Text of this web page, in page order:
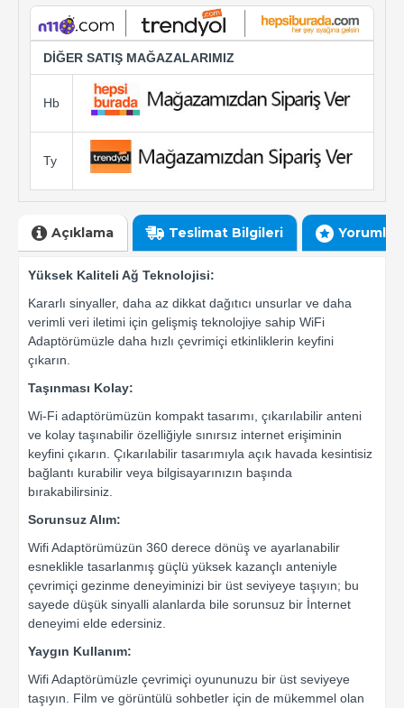
DİĞER SATIŞ MAĞAZALARIMIZ
Hb
Ty
Açıklama Teslimat Bilgileri Yorumlar
Yüksek Kaliteli Ağ Teknolojisi:
Kararlı sinyaller, daha az dikkat dağıtıcı unsurlar ve daha
verimli veri iletimi için gelişmiş teknolojiye sahip WiFi
Adaptörümüzle daha hızlı çevrimiçi etkinliklerin keyfini
çıkarın.
Taşınması Kolay:
Wi-Fi adaptörümüzün kompakt tasarımı, çıkarılabilir anteni
ve kolay taşınabilir özelliğiyle sınırsız internet erişiminin
keyfini çıkarın. Çıkarılabilir tasarımıyla açık havada kesintisiz
bağlantı kurabilir veya bilgisayarınızın başında
bırakabilirsiniz.
Sorunsuz Alım:
Wifi Adaptörümüzün 360 derece dönüş ve ayarlanabilir
esneklikle tasarlanmış güçlü yüksek kazançlı anteniyle
çevrimiçi gezinme deneyiminizi bir üst seviyeye taşıyın; bu
sayede düşük sinyalli alanlarda bile sorunsuz bir İnternet
deneyimi elde edersiniz.
Yaygın Kullanım:
Wifi Adaptörümüzle çevrimiçi oyununuzu bir üst seviyeye
taşıyın. Film ve görüntülü sohbetler için de mükemmel olan